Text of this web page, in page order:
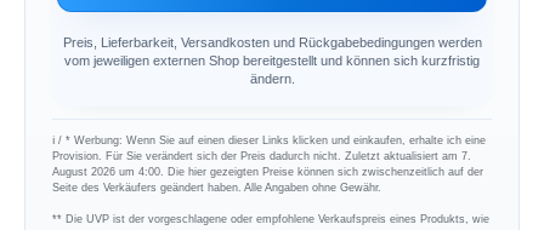
Preis, Lieferbarkeit, Versandkosten und Rückgabebedingungen werden
vom jeweiligen externen Shop bereitgestellt und können sich kurzfristig
ändern.
ℹ︎ / * Werbung: Wenn Sie auf einen dieser Links klicken und einkaufen, erhalte ich eine
Provision. Für Sie verändert sich der Preis dadurch nicht. Zuletzt aktualisiert am 7.
August 2026 um 4:00. Die hier gezeigten Preise können sich zwischenzeitlich auf der
Seite des Verkäufers geändert haben. Alle Angaben ohne Gewähr.
** Die UVP ist der vorgeschlagene oder empfohlene Verkaufspreis eines Produkts, wie